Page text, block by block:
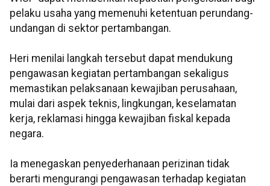
pelaku usaha yang memenuhi ketentuan perundang-
undangan di sektor pertambangan.
Heri menilai langkah tersebut dapat mendukung
pengawasan kegiatan pertambangan sekaligus
memastikan pelaksanaan kewajiban perusahaan,
mulai dari aspek teknis, lingkungan, keselamatan
kerja, reklamasi hingga kewajiban fiskal kepada
negara.
Ia menegaskan penyederhanaan perizinan tidak
berarti mengurangi pengawasan terhadap kegiatan